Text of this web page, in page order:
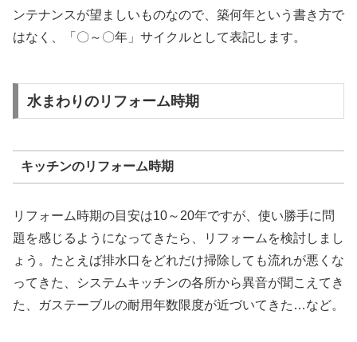
ンテナンスが望ましいものなので、築何年という書き方で
はなく、「〇～〇年」サイクルとして表記します。
水まわりのリフォーム時期
キッチンのリフォーム時期
リフォーム時期の目安は10～20年ですが、使い勝手に問
題を感じるようになってきたら、リフォームを検討しまし
ょう。たとえば排水口をどれだけ掃除しても流れが悪くな
ってきた、システムキッチンの各所から異音が聞こえてき
た、ガステーブルの耐用年数限度が近づいてきた…など。